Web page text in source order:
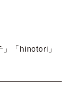
「hinotori」